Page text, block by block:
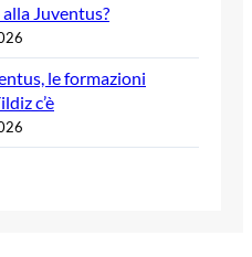
Juventus?
le formazioni
c’è